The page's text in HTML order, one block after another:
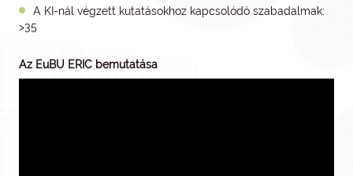
A KI-nál végzett kutatásokhoz kapcsolódó szabadalmak:
>35
Az EuBU ERIC bemutatása